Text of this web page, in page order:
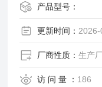
产品型号：
更新时间：
厂商性质：生产
访 问 量 ： 186